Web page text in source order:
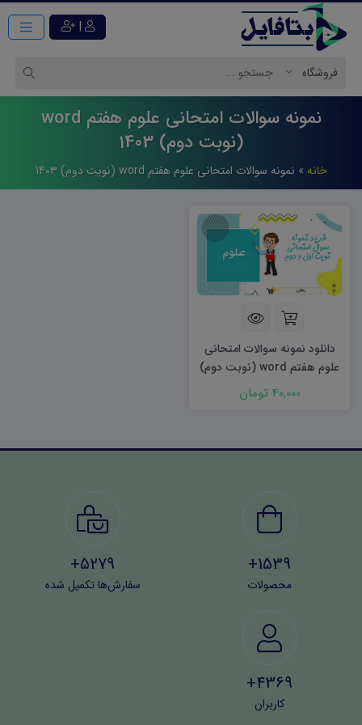
|
نمونه سوالات امتحانی علوم هفتم word
(نوبت دوم) 1403
خانه » نمونه سوالات امتحانی علوم هفتم word (نوبت دوم) 1403
دانلود نمونه سوالات امتحانی
علوم هفتم word (نوبت دوم)
۱۴۰۳40,000 تومان
1539+
محصولات
5279+
سفارش‌ها تکمیل شده
4369+
کاربران